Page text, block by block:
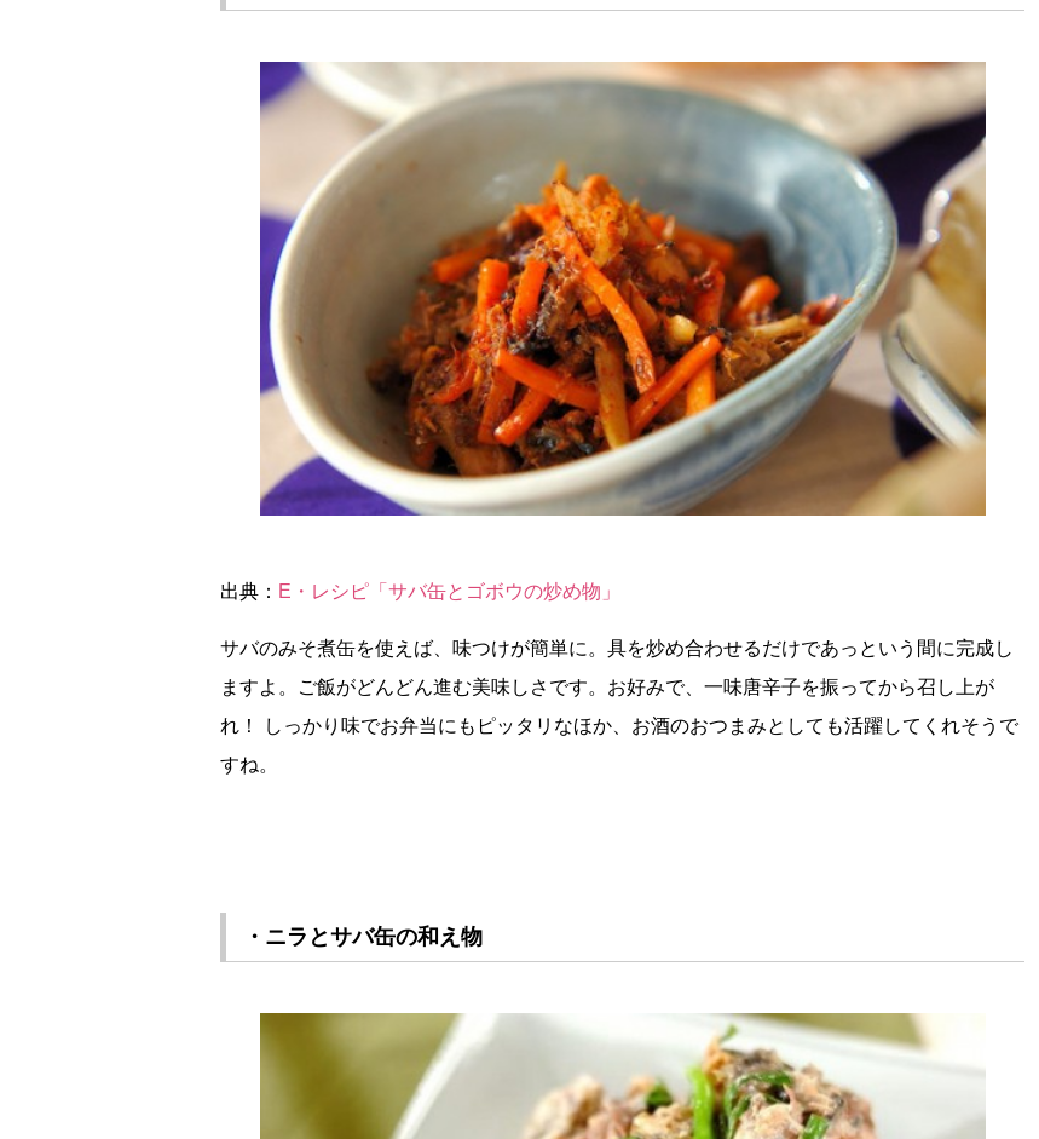
出典： E・レシピ「サバ缶とゴボウの炒め物」
サバのみそ煮缶を使えば、味つけが簡単に。具を炒め合わせるだけであっという間に完成し
ますよ。ご飯がどんどん進む美味しさです。お好みで、一味唐辛子を振ってから召し上が
れ！ しっかり味でお弁当にもピッタリなほか、お酒のおつまみとしても活躍してくれそうで
すね。
・ニラとサバ缶の和え物